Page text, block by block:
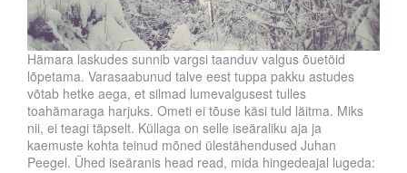
Hämara laskudes sunnib vargsi taanduv valgus õuetöid
lõpetama. Varasaabunud talve eest tuppa pakku astudes
võtab hetke aega, et silmad lumevalgusest tulles
toahämaraga harjuks. Ometi ei tõuse käsi tuld läitma. Miks
nii, ei teagi täpselt. Küllaga on selle iseäraliku aja ja
kaemuste kohta teinud mõned ülestähendused Juhan
Peegel. Ühed iseäranis head read, mida hingedeajal lugeda: